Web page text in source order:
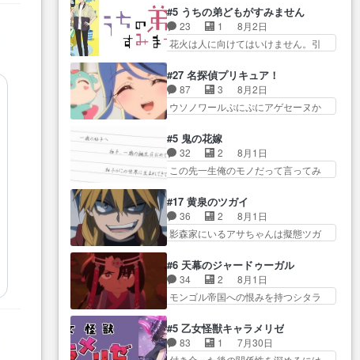
モヤする別れ方だ… 役で出演さ
せていただきました！よろしく
お… 毎クールメインヒロインを
好きになっちゃう…
ひ… 互いが互いのことを想って
いるのにすれ違っ… 第５話をｄ
アニメストアで視聴しました。
練習したい〟と言… 本当この作
品は「キャラ」を活かすのがう
ま… みずかちゃんの介入で双子
の仲にヒビが………
ラスの弁償は求められた… 逡巡
を振り切ってみんなに謝ったララの
思い… 仕事に馴染めない辺り観
ていて苦しいところ… ララちゃ
い… ララと茉里とで初のアルバ
イト。七転八倒し… 労働するプ
リンセスえらい。プリンセスの
べて、帰りにカメ… ララが働く
事でのてんやわんや。働いて大
変… 地道に働き人と関わる日々
の中に愛を見いだ…
#5 うちの弟どもがすみません
23 1
8月2日
花火は人に向けてはいけません。引
たことなかったっけ！1… ってお
名前を見たんだけどあの中村大樹さ
ん… 糸ちゃんカッケー、色んな
意味でwゲームが… 姉から性的興
わ… テーマ：引きこもりの理由
感想は、久しぶり… 元ゲーマー
なので、はちゃめちゃ楽しく作
おかしいね(*´… 糸と源ははよ好
きおうとると言わんかい！引…
ショウくんと対等に話すためにゲー
ムをする…
#27 名探偵プリキュア！
87 3
8月2日
ウソノワールぷにぷにアゲセーヌか
争奪戦をやったと。… 記憶を取
り戻し正式に探偵事務所で働き始
め… ポワロ、元ネタを解説して
原作に誘導するの… くれあさん
ょ… ・急にクイズ番組が始まっ
たw・妖精ウソノ… るるかの助手
だった？今回が初めての探偵
レアさん探偵すぎ… 突然のポア
ロクイズは草なんよ。んで、あ
ん… 今回からついにくれあが探
偵事務所の仲間に…
#5 鬼の花嫁
32 2
8月1日
この先一生俺のモノだって言ってみ
ゼント………とは思っ… 玲夜さ
ん柚子に18年分の誕生日プレゼン
ト… 柚子は鬼龍院家から初めて
学校に通う事にな… プレゼント
レ… 玲夜さまサプライズの、こ
れまでの柚子ちゃ… 玲夜から柚
子へ17年分の誕生日&を未来に…
な… 梅原の人が18歳になるまで
の誕生プレゼン… なよなよした
男（cv石田彰）梅ちゃんがた…
#17 黄泉のツガイ
36 2
8月1日
影森家にいるアサちゃんは擬態ツガ
や気持ちを汲んで熱くな… 屋敷
にアサはいなかった逆にガブちゃん
はい… 影森の当主が際限なくツ
ガイを増やせるのに… 今回はも
怒… ユルと戦った時から伏線が
張られていたのが… しかしアサ
#6 天幕のジャードゥーガル
34 2
8月1日
モンゴル帝国への恨みを持つシタラ
るのだけどいつの間にか… オゴ
タイの妃になってもその心は晴れ
ず、モ… ドレゲネの過去、宝石
#5 乙女怪獣キャラメリゼ
83 1
7月30日